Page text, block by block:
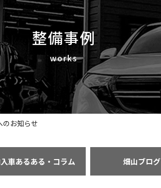
整備事例
のお知らせ
車あるある・コラム 畑山ブログ